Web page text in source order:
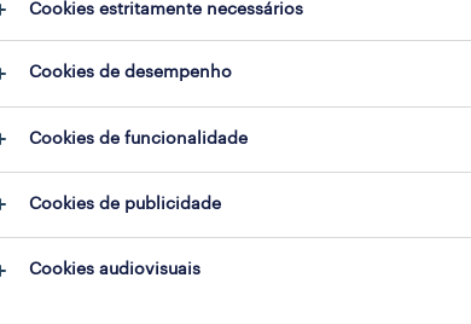
gestor de marketing (m,f,x)
lisboa, lisboa
permanente
Cookies estritamente necessários
Cookies de desempenho
Cookies de funcionalidade
Cookies de publicidade
Cookies audiovisuais